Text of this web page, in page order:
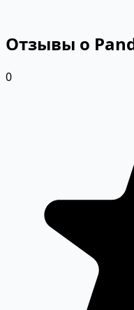
Отзывы о
0